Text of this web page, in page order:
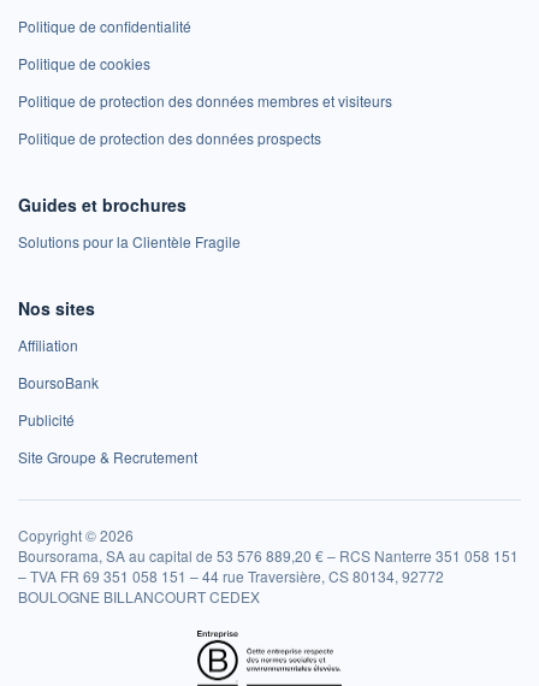
Politique de confidentialité
Politique de cookies
Politique de protection des données membres et visiteurs
Politique de protection des données prospects
Guides et brochures
Solutions pour la Clientèle Fragile
Nos sites
Affiliation
BoursoBank
Publicité
Site Groupe & Recrutement
Copyright © 2026
Boursorama, SA au capital de 53 576 889,20 € – RCS Nanterre 351 058 151
– TVA FR 69 351 058 151 – 44 rue Traversière, CS 80134, 92772
BOULOGNE BILLANCOURT CEDEX